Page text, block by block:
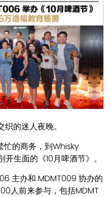
的迷人夜晚。
忙的商务，到Whisky
生面的《10月啤酒节》。
主办和 MDMT009 协办的
人前来参与，包括MDMT